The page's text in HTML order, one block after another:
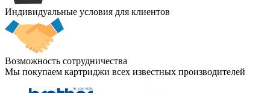
Индивидуальные условия для клиентов
Возможность сотрудничества
Мы покупаем картриджи всех известных производителей